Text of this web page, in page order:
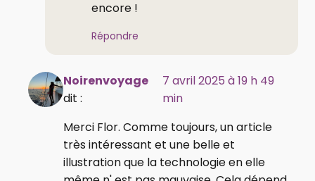
encore !
Répondre
Noirenvoyage
dit :
7 avril 2025 à 19 h 49
min
Merci Flor. Comme toujours, un article
très intéressant et une belle et
illustration que la technologie en elle